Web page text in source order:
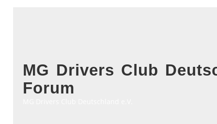
MG Drivers Club
Forum